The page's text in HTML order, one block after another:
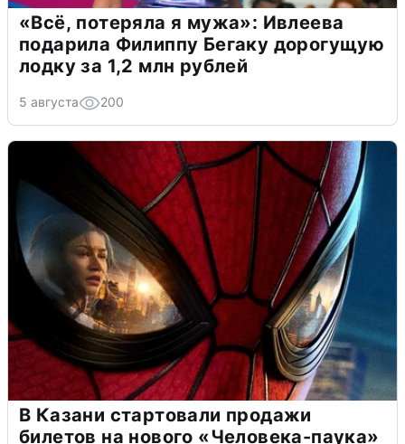
«Всё, потеряла я мужа»: Ивлеева
подарила Филиппу Бегаку дорогущую
лодку за 1,2 млн рублей
5 августа 200
В Казани стартовали продажи
билетов на нового «Человека-паука»